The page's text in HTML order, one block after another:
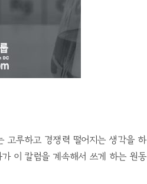
고루하고 경쟁력 떨어지는 생각을 하
이 칼럼을 계속해서 쓰게 하는 원동